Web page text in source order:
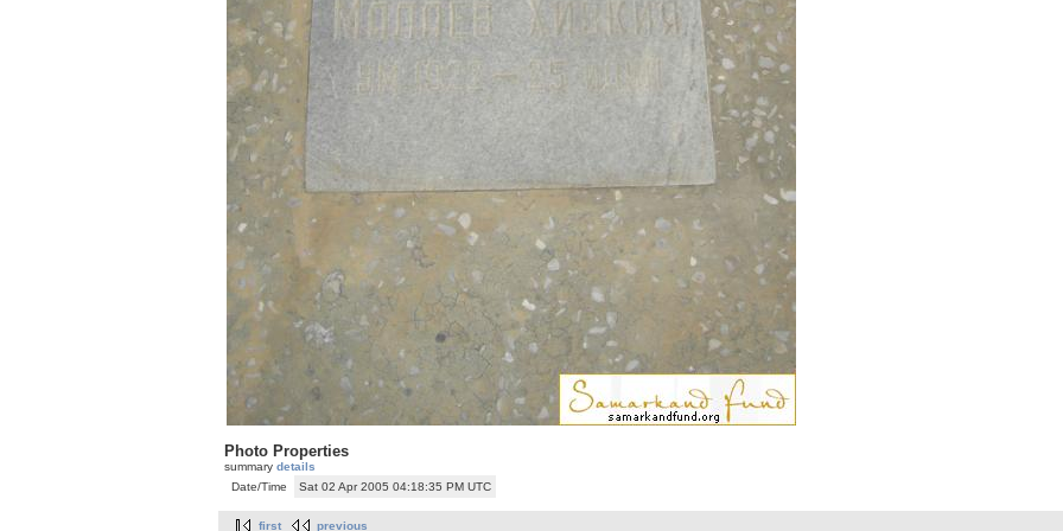
Photo Properties
summary details
Date/Time
Sat 02 Apr 2005 04:18:35 PM UTC
first previous